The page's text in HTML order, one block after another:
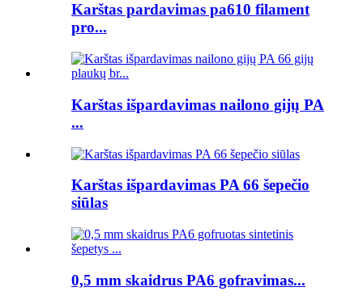
Karštas pardavimas pa610 filament
pro...
Karštas išpardavimas nailono gijų PA
...
Karštas išpardavimas PA 66 šepečio
siūlas
0,5 mm skaidrus PA6 gofravimas...